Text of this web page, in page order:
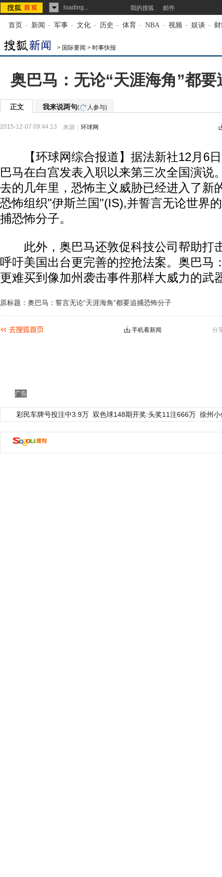
loading... 我的搜狐 邮件
首页 - 新闻 - 军事 - 文化 - 历史 - 体育 - NBA - 视频 - 娱谈 -
> 国际要闻 > 时事快报
奥巴马：无论“天涯海角”都
正文 我来说两句( 人参与)
2015-12-07 09:44:13 来源： 环球网
【环球网综合报道】据法新社12月6日
巴马在白宫发表入职以来第三次全国演说
去的几年里，恐怖主义威胁已经进入了新
恐怖组织"伊斯兰国"(IS),并誓言无论世界
捕恐怖分子。
此外，奥巴马还敦促科技公司帮助打
呼吁美国出台更完善的控抢法案。奥巴马
更难买到像加州袭击事件那样大威力的武
原标题：奥巴马：誓言无论“天涯海角”都要追捕恐怖分子
分
手机看新闻
广告
彩民车牌号投注中3.9万 双色球148期开奖:头奖11注666万 徐州